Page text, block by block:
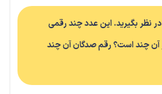
$۱۲۴,۰۰۰$ را در نظر بگیرید. این عدد چند رقمی
آن چند است؟ رقم صدگان آن چند